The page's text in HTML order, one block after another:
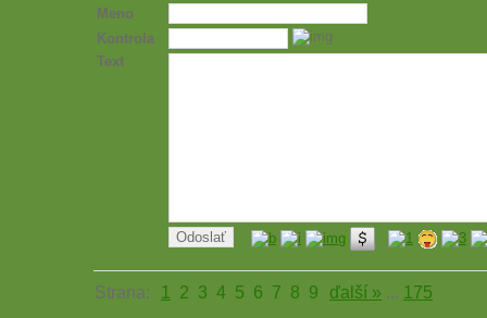
Meno
Kontrola
Text
Strana: 1 2 3 4 5 6 7 8 9 ďalší » ... 175